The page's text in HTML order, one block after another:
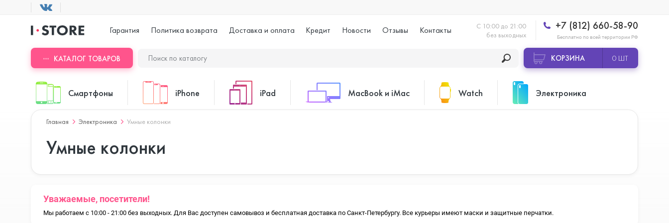
Гарантия Политика возврата Доставка и оплата Кредит Новости Отзывы Контакты
С 10:00 до 21:00
без выходных
+7 (812) 660-58-90
Бесплатно по всей территории РФ
КАТАЛОГ ТОВАРОВ КОРЗИНА 0 ШТ
Смартфоны
Blackview
Doogee
iPhone
iPhone 17 Pro
iPhone 17 Air
iPad
iPad 10.9 (2022)
iPad Air (2020)
MacBook и iMac
Macbook Air
Macbook Pro
Watch
Apple Watch Series 10
Apple Watch Series 11
Электроника
Камеры GoPro
Планшеты
Главная Электроника Умные колонки
Умные колонки
Уважаемые, посетители!
Мы работаем с 10:00 - 21:00 без выходных. Для Вас доступен самовывоз и бесплатная доставка по Санкт-Петербургу. Все курьеры имеют маски и защитные перчатки.